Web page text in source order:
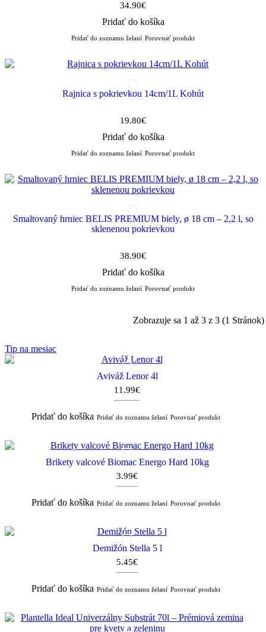
34.90€
Pridať do košíka
Pridať do zoznamu želaní Porovnať produkt
Rajnica s pokrievkou 14cm/1L Kohút
19.80€
Pridať do košíka
Pridať do zoznamu želaní Porovnať produkt
Smaltovaný hrniec BELIS PREMIUM biely, ø 18 cm – 2,2 l, so
sklenenou pokrievkou
38.90€
Pridať do košíka
Pridať do zoznamu želaní Porovnať produkt
Zobrazuje sa 1 až 3 z 3 (1 Stránok)
Tip na mesiac
Aviváž Lenor 4l
11.99€
Pridať do košíka Pridať do zoznamu želaní Porovnať produkt
Brikety valcové Biomac Energo Hard 10kg
3.99€
Pridať do košíka Pridať do zoznamu želaní Porovnať produkt
Demižón Stella 5 l
5.45€
Pridať do košíka Pridať do zoznamu želaní Porovnať produkt